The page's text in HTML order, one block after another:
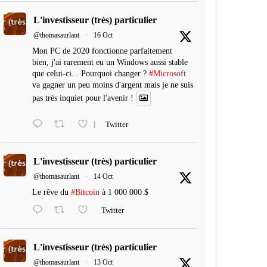
L'investisseur (très) particulier
@thomasaurlant · 16 Oct
Mon PC de 2020 fonctionne parfaitement
bien, j'ai rarement eu un Windows aussi stable
que celui-ci... Pourquoi changer ? #Microsoft
va gagner un peu moins d'argent mais je ne suis
pas très inquiet pour l'avenir !
1 Twitter
L'investisseur (très) particulier
@thomasaurlant · 14 Oct
Le rêve du #Bitcoin à 1 000 000 $
Twitter
L'investisseur (très) particulier
@thomasaurlant · 13 Oct